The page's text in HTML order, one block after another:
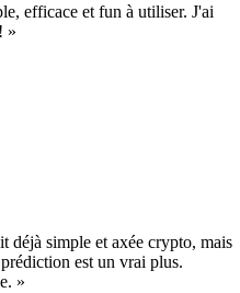
efficace et fun à utiliser. J'ai
»
déjà simple et axée crypto, mais
est un vrai plus.
»